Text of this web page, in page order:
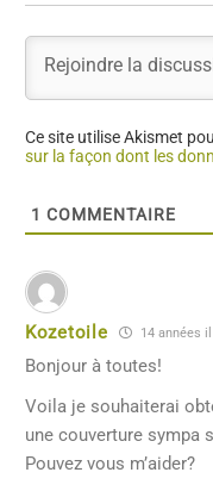
Ce site utilise Akismet
sur la façon dont les
1 COMMENTAIRE
Kozetoile 14 années
Bonjour à toutes!
Voila je souhaiterai
une couverture sympa
Pouvez vous m’aider?